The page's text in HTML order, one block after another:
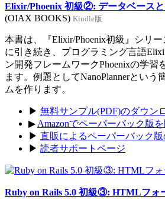
Elixir/Phoenix 初級②: データベース
(OIAX BOOKS) Kindle版
本書は、『Elixir/Phoenix初級』シリ
に引き続き、プログラミング言語
ン開発フレームワークPhoenixの学習
ます。例題としてNanoPlannerという
ムを作ります。
▶ 無料サンプル(PDF)のダウン
▶ Amazonでペーパーバック版を
▶ 直販によるペーパーバック版
▶ 読者サポートページ
Ruby on Rails 5.0 初級③: HTMLフォ